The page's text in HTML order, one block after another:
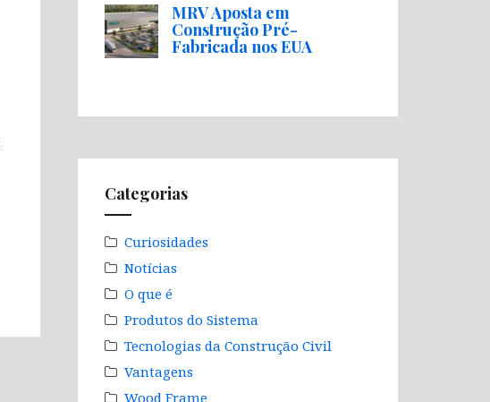
MRV Aposta em
Construção Pré-
Fabricada nos EUA
Categorias
Curiosidades
Notícias
O que é
Produtos do Sistema
Tecnologias da Construção Civil
Vantagens
Wood Frame